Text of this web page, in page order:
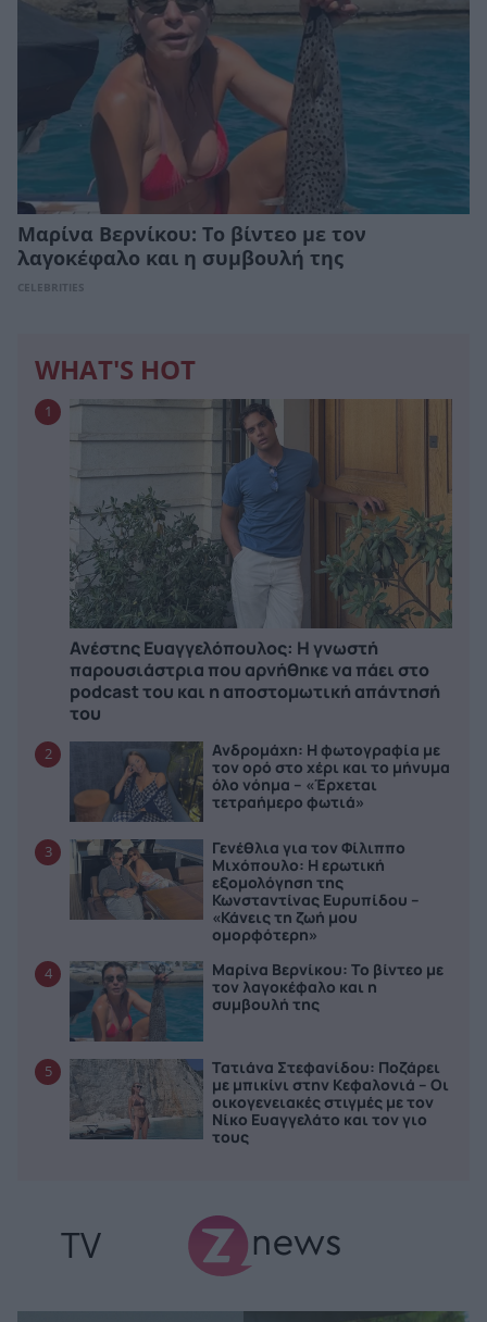
Μαρίνα Βερνίκου: Το βίντεο με τον
λαγοκέφαλο και η συμβουλή της
CELEBRITIES
WHAT'S HOT
1
Ανέστης Ευαγγελόπουλος: Η γνωστή
παρουσιάστρια που αρνήθηκε να πάει στο
podcast του και η αποστομωτική απάντησή
του
2
Ανδρομάχη: Η φωτογραφία με
τον ορό στο χέρι και το μήνυμα
όλο νόημα – «Έρχεται
τετραήμερο φωτιά»
3
Γενέθλια για τον Φίλιππο
Μιχόπουλο: Η ερωτική
εξομολόγηση της
Κωνσταντίνας Ευρυπίδου –
«Κάνεις τη ζωή μου
ομορφότερη»
4
Μαρίνα Βερνίκου: Το βίντεο με
τον λαγοκέφαλο και η
συμβουλή της
5
Τατιάνα Στεφανίδου: Ποζάρει
με μπικίνι στην Κεφαλονιά – Οι
οικογενειακές στιγμές με τον
Νίκο Ευαγγελάτο και τον γιο
τους
TV